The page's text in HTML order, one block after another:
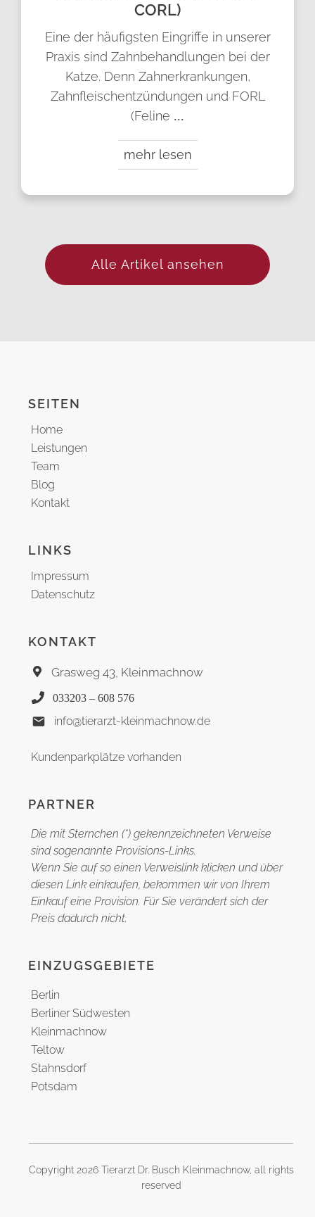
CORL)
Eine der häufigsten Eingriffe in unserer
Praxis sind Zahnbehandlungen bei der
Katze. Denn Zahnerkrankungen,
Zahnfleischentzündungen und FORL
(Feline ...
mehr lesen
Alle Artikel ansehen
SEITEN
Home
Leistungen
Team
Blog
Kontakt
LINKS
Impressum
Datenschutz
KONTAKT
Grasweg 43, Kleinmachnow
033203 – 608 576
info@tierarzt-kleinmachnow.de
Kundenparkplätze vorhanden
PARTNER
Die mit Sternchen (*) gekennzeichneten Verweise
sind sogenannte Provisions-Links.
Wenn Sie auf so einen Verweislink klicken und über
diesen Link einkaufen, bekommen wir von Ihrem
Einkauf eine Provision. Für Sie verändert sich der
Preis dadurch nicht.
EINZUGSGEBIETE
Berlin
Berliner Südwesten
Kleinmachnow
Teltow
Stahnsdorf
Potsdam
Copyright 2026 Tierarzt Dr. Busch Kleinmachnow, all rights
reserved